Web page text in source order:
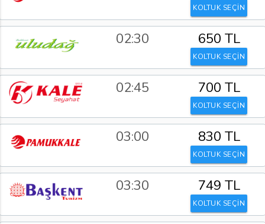
KOLTUK SEÇİN
02:30 650 TL
KOLTUK SEÇİN
02:45 700 TL
KOLTUK SEÇİN
03:00 830 TL
KOLTUK SEÇİN
03:30 749 TL
KOLTUK SEÇİN